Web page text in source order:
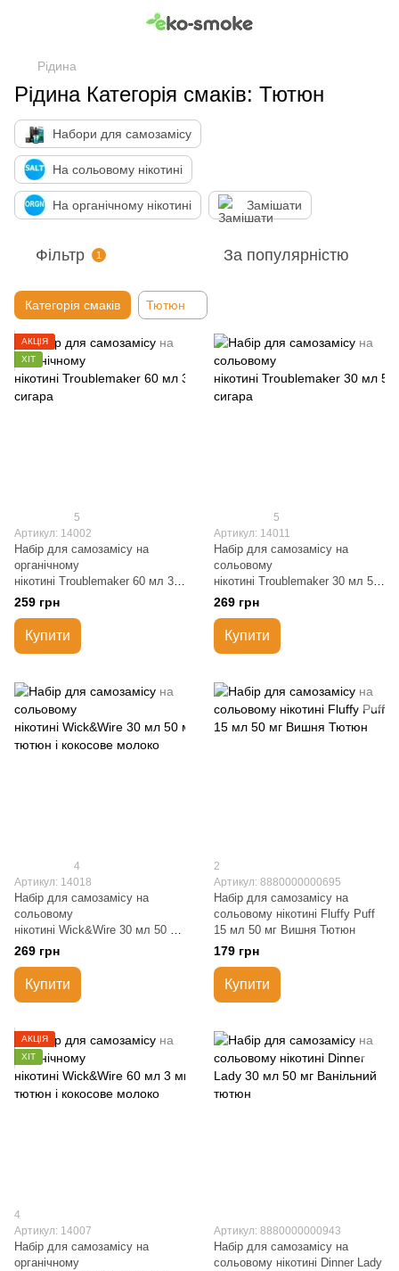
Рідина
Рідина Категорія смаків: Тютюн
Набори для самозамісу
На сольовому нікотині
На органічному нікотині Замішати
Фільтр 1 За популярністю
Категорія смаків Тютюн
АКЦІЯ
ХІТ
5
Артикул: 14002
Набір для самозамісу на
органічному
нікотині Troublemaker 60 мл 3 м
г Кубинська сигара
259 грн
Купити
5
Артикул: 14011
Набір для самозамісу на
сольовому
нікотині Troublemaker 30 мл 50
мг Кубинська сигара
269 грн
Купити
4
Артикул: 14018
Набір для самозамісу на
сольовому
нікотині Wick&Wire 30 мл 50 мг
Пряний тютюн і кокосове
молоко
269 грн
Купити
2
Артикул: 8880000000695
Набір для самозамісу на
сольовому нікотині Fluffy Puff
15 мл 50 мг Вишня Тютюн
179 грн
Купити
АКЦІЯ
ХІТ
4
Артикул: 14007
Набір для самозамісу на
органічному
Артикул: 8880000000943
Набір для самозамісу на
сольовому нікотині Dinner Lady